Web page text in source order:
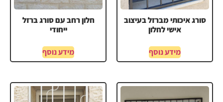
סורג איכותי מברזל בעיצוב
אישי לחלון
מידע נוסף
חלון רחב עם סורג ברזל
ייחודי
מידע נוסף